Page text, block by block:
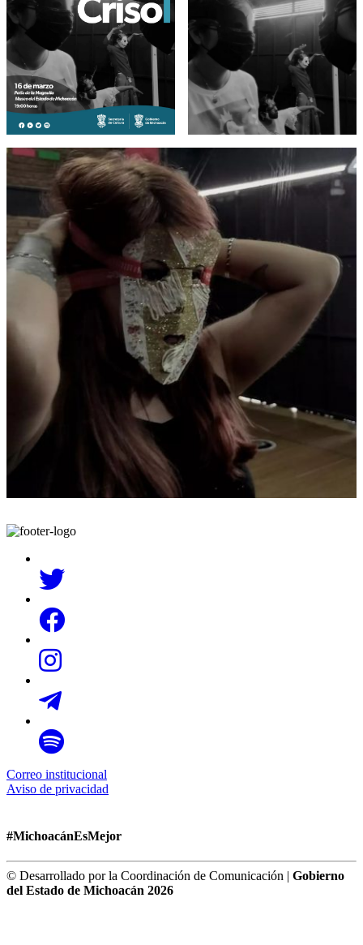
Correo institucional
Aviso de privacidad
#MichoacánEsMejor
© Desarrollado por la Coordinación de Comunicación | Gobierno
del Estado de Michoacán 2026